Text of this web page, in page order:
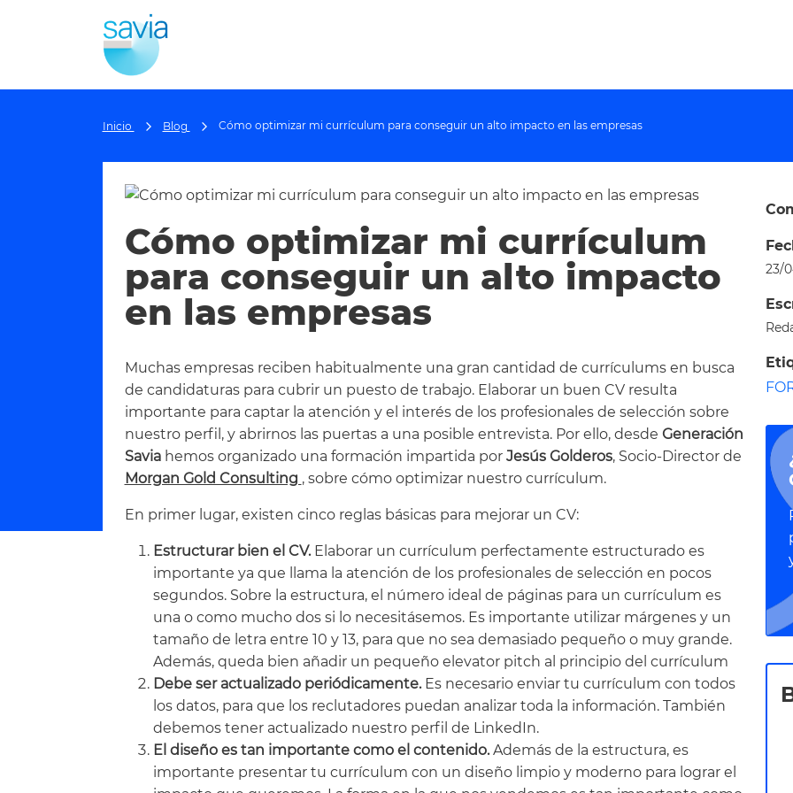
Inicio Blog Cómo optimizar mi currículum para conseguir un alto impacto en las empresas
Cómo optimizar mi currículum
para conseguir un alto impacto
en las empresas
Muchas empresas reciben habitualmente una gran cantidad de currículums en busca
de candidaturas para cubrir un puesto de trabajo. Elaborar un buen CV resulta
importante para captar la atención y el interés de los profesionales de selección sobre
nuestro perfil, y abrirnos las puertas a una posible entrevista. Por ello, desde Generación
Savia hemos organizado una formación impartida por Jesús Golderos, Socio-Director de
Morgan Gold Consulting , sobre cómo optimizar nuestro currículum.
En primer lugar, existen cinco reglas básicas para mejorar un CV:
Estructurar bien el CV. Elaborar un currículum perfectamente estructurado es
importante ya que llama la atención de los profesionales de selección en pocos
segundos. Sobre la estructura, el número ideal de páginas para un currículum es
una o como mucho dos si lo necesitásemos. Es importante utilizar márgenes y un
tamaño de letra entre 10 y 13, para que no sea demasiado pequeño o muy grande.
Además, queda bien añadir un pequeño elevator pitch al principio del currículum
Debe ser actualizado periódicamente. Es necesario enviar tu currículum con todos
los datos, para que los reclutadores puedan analizar toda la información. También
debemos tener actualizado nuestro perfil de LinkedIn.
El diseño es tan importante como el contenido.Además de la estructura, es
importante presentar tu currículum con un diseño limpio y moderno para lograr el
23/